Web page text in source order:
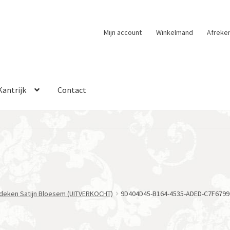
Mijn account Winkelmand
Contact
Satijn Bloesem (UITVERKOCHT) 9D404D45-B164-4535-ADED-